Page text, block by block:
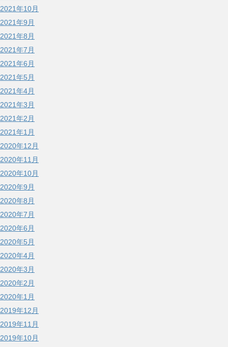
2021年10月
2021年9月
2021年8月
2021年7月
2021年6月
2021年5月
2021年4月
2021年3月
2021年2月
2021年1月
2020年12月
2020年11月
2020年10月
2020年9月
2020年8月
2020年7月
2020年6月
2020年5月
2020年4月
2020年3月
2020年2月
2020年1月
2019年12月
2019年11月
2019年10月